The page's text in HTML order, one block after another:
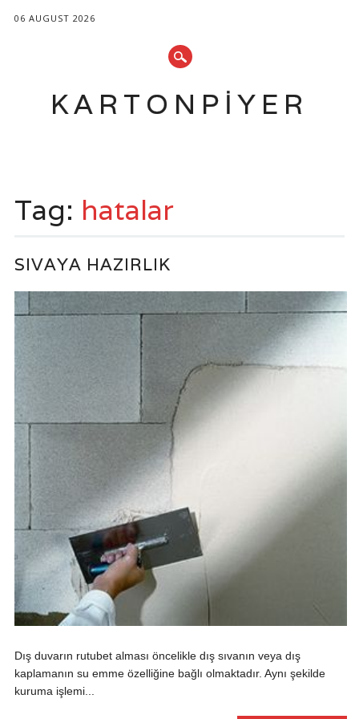
06 AUGUST 2026
KARTONPIYER
content
Tag: hatalar
SIVAYA HAZIRLIK
Dış duvarın rutubet alması öncelikle dış sıvanın veya dış
kaplamanın su emme özelliğine bağlı olmaktadır. Aynı şekilde
kuruma işlemi...